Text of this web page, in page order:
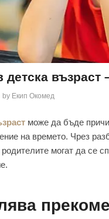
възраст
by Екип Окомед
може да бъде
на времето. Чрез
могат да се